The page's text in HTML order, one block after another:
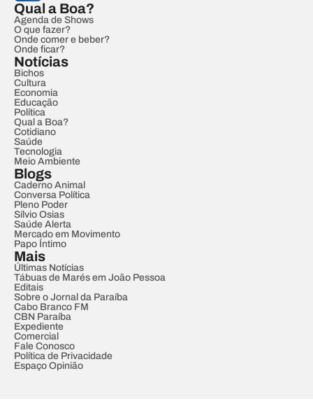
Qual a Boa?
Agenda de Shows
O que fazer?
Onde comer e beber?
Onde ficar?
Notícias
Bichos
Cultura
Economia
Educação
Política
Qual a Boa?
Cotidiano
Saúde
Tecnologia
Meio Ambiente
Blogs
Caderno Animal
Conversa Política
Pleno Poder
Sílvio Osias
Saúde Alerta
Mercado em Movimento
Papo Íntimo
Mais
Últimas Notícias
Tábuas de Marés em João Pessoa
Editais
Sobre o Jornal da Paraíba
Cabo Branco FM
CBN Paraíba
Expediente
Comercial
Fale Conosco
Política de Privacidade
Espaço Opinião